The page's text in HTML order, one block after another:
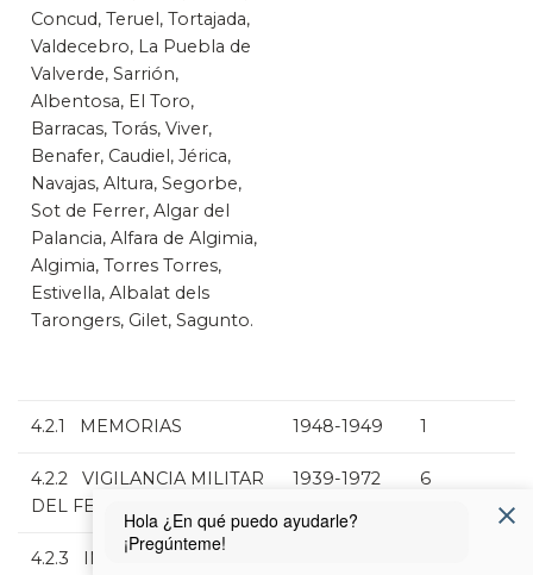
Concud, Teruel, Tortajada,
Valdecebro, La Puebla de
Valverde, Sarrión,
Albentosa, El Toro,
Barracas, Torás, Viver,
Benafer, Caudiel, Jérica,
Navajas, Altura, Segorbe,
Sot de Ferrer, Algar del
Palancia, Alfara de Algimia,
Algimia, Torres Torres,
Estivella, Albalat dels
Tarongers, Gilet, Sagunto.
4.2.1 MEMORIAS 1948-1949 1
4.2.2 VIGILANCIA MILITAR
DEL FERROCARRIL
1939-1972 6
4.2.3 INFORMES